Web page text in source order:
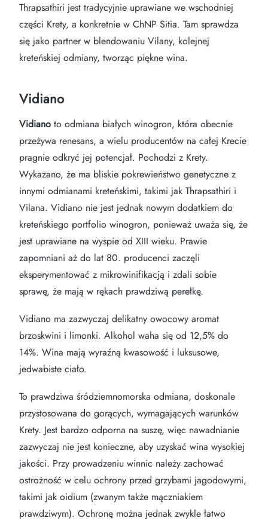
Thrapsathiri jest tradycyjnie uprawiane we wschodniej
części Krety, a konkretnie w ChNP Sitia. Tam sprawdza
się jako partner w blendowaniu Vilany, kolejnej
kreteńskiej odmiany, tworząc piękne wina.
Vidiano
Vidiano to odmiana białych winogron, która obecnie
przeżywa renesans, a wielu producentów na całej Krecie
pragnie odkryć jej potencjał. Pochodzi z Krety.
Wykazano, że ma bliskie pokrewieństwo genetyczne z
innymi odmianami kreteńskimi, takimi jak Thrapsathiri i
Vilana. Vidiano nie jest jednak nowym dodatkiem do
kreteńskiego portfolio winogron, ponieważ uważa się, że
jest uprawiane na wyspie od XIII wieku. Prawie
zapomniani aż do lat 80. producenci zaczęli
eksperymentować z mikrowinifikacją i zdali sobie
sprawę, że mają w rękach prawdziwą perełkę.
Vidiano ma zazwyczaj delikatny owocowy aromat
brzoskwini i limonki. Alkohol waha się od 12,5% do
14%. Wina mają wyraźną kwasowość i luksusowe,
jedwabiste ciało.
To prawdziwa śródziemnomorska odmiana, doskonale
przystosowana do gorących, wymagających warunków
Krety. Jest bardzo odporna na suszę, więc nawadnianie
zazwyczaj nie jest konieczne, aby uzyskać wina wysokiej
jakości. Przy prowadzeniu winnic należy zachować
ostrożność w celu ochrony przed grzybami jagodowymi,
takimi jak oidium (zwanym także mączniakiem
prawdziwym). Ochronę można jednak zwykle łatwo